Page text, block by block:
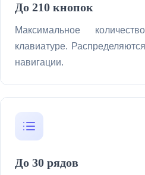
До 210 кнопок
Максимальное
клавиатуре.
навигации.
До 30 рядов